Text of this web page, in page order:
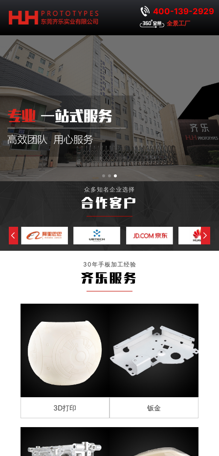
400-139-2929
全景工厂
众多知名企业选择
合作客户
30年手板加工经验
齐乐服务
3D打印 钣金